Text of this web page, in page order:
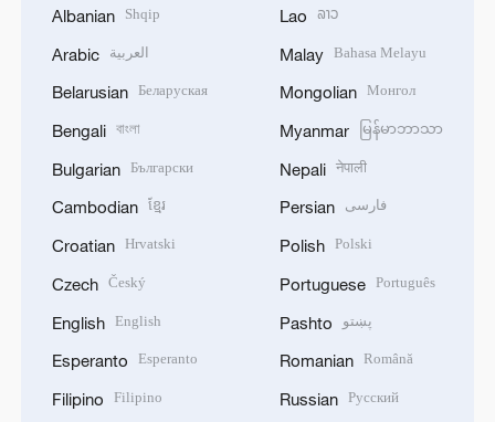
Albanian Shqip
Arabic العربية
Belarusian Беларуская
Bengali বাংলা
Bulgarian Български
Cambodian ខ្មែរ
Croatian Hrvatski
Czech Český
English English
Esperanto Esperanto
Filipino Filipino
Lao ລາວ
Malay Bahasa Melayu
Mongolian Монгол
Myanmar မြန်မာဘာသာ
Nepali नेपाली
Persian فارسی
Polish Polski
Portuguese Português
Pashto پښتو
Romanian Română
Russian Русский